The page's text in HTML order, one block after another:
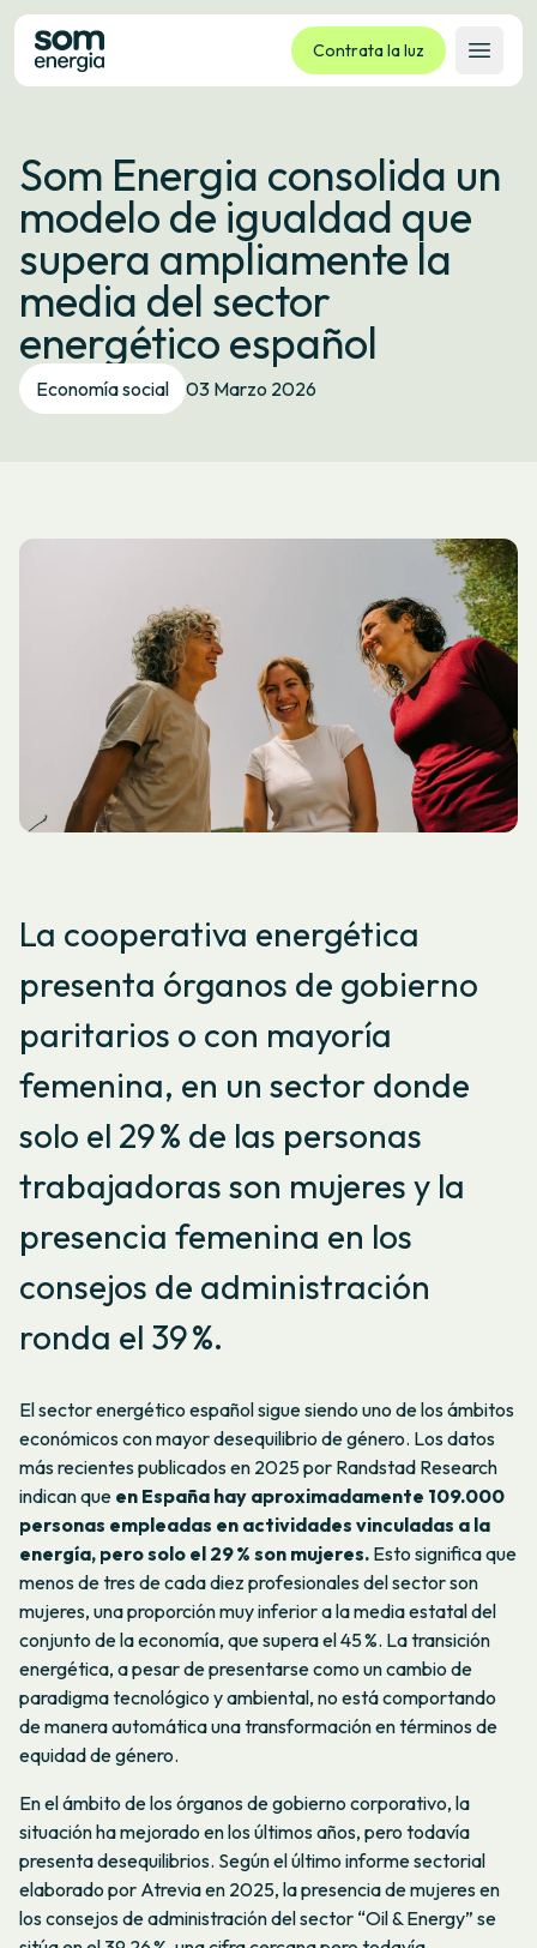
Contrata la luz
Abrir
Tarifas
Servicios
Empresas
La cooperativa
Contacto
Trámites
Oficina virtual
Som Energia consolida un
modelo de igualdad que
supera ampliamente la
media del sector
energético español
Economía social 03 Marzo 2026
La cooperativa energética
presenta órganos de gobierno
paritarios o con mayoría
femenina, en un sector donde
solo el 29 % de las personas
trabajadoras son mujeres y la
presencia femenina en los
consejos de administración
ronda el 39 %.
El sector energético español sigue siendo uno de los ámbitos
económicos con mayor desequilibrio de género. Los datos
más recientes publicados en 2025 por Randstad Research
indican que en España hay aproximadamente 109.000
personas empleadas en actividades vinculadas a la
energía, pero solo el 29 % son mujeres. Esto significa que
menos de tres de cada diez profesionales del sector son
mujeres, una proporción muy inferior a la media estatal del
conjunto de la economía, que supera el 45 %. La transición
energética, a pesar de presentarse como un cambio de
paradigma tecnológico y ambiental, no está comportando
de manera automática una transformación en términos de
equidad de género.
En el ámbito de los órganos de gobierno corporativo, la
situación ha mejorado en los últimos años, pero todavía
presenta desequilibrios. Según el último informe sectorial
elaborado por Atrevia en 2025, la presencia de mujeres en
los consejos de administración del sector “Oil & Energy” se